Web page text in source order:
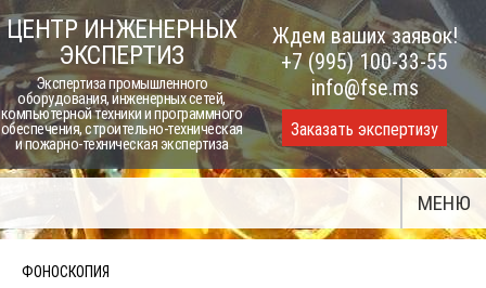
Skip
to
content
ЦЕНТР ИНЖЕНЕРНЫХ
ЭКСПЕРТИЗ
Экспертиза промышленного
оборудования, инженерных сетей,
компьютерной техники и программного
обеспечения, строительно-техническая
и пожарно-техническая экспертиза
Ждем ваших заявок!
+7 (995) 100-33-55
info@fse.ms
Заказать экспертизу
МЕНЮ
ФОНОСКОПИЯ